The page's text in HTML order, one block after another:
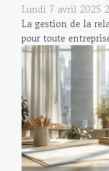
Lundi 7 avril 2025
La gestion de la
pour toute